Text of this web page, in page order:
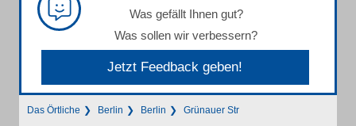
Was gefällt Ihnen gut?
Was sollen wir verbessern?
Jetzt Feedback geben!
Das Örtliche Berlin Berlin Grünauer Str